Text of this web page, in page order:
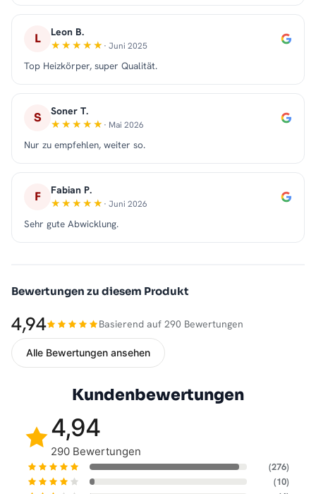
L Leon B.
· Juni 2025
Top Heizkörper, super Qualität.
S Soner T.
· Mai 2026
Nur zu empfehlen, weiter so.
F Fabian P.
· Juni 2026
Sehr gute Abwicklung.
Bewertungen zu diesem Produkt
4,94 Basierend auf 290 Bewertungen
Alle Bewertungen ansehen
Kundenbewertungen
4,94
290 Bewertungen
(276)
(10)